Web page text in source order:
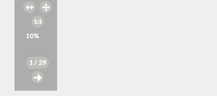
10%
1 / 29